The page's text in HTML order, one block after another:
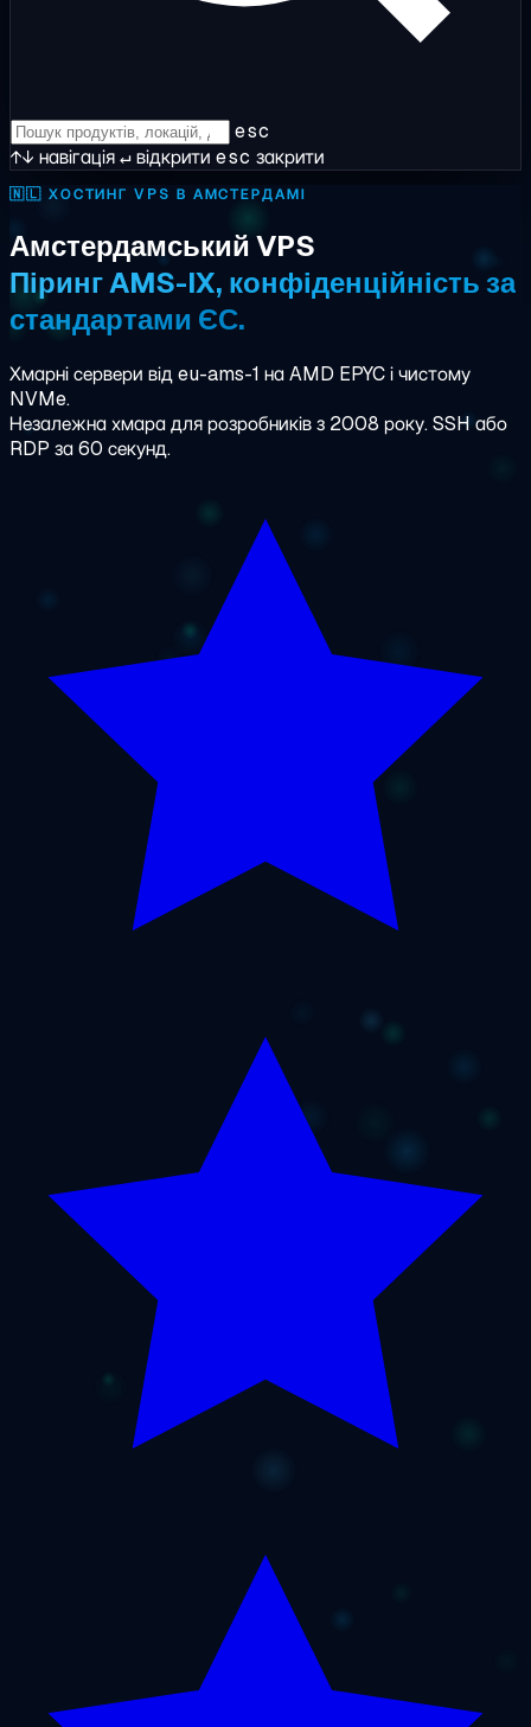
esc
↑↓ навігація↵відкрити esc закрити
🇳🇱 ХОСТИНГ VPS В АМСТЕРДАМІ
Амстердамський VPS
Піринг AMS-IX, конфіденційність за
стандартами ЄС.
Хмарні сервери від eu-ams-1 на AMD EPYC і чистому
NVMe.
Незалежна хмара для розробників з 2008 року. SSH або
RDP за 60 секунд.